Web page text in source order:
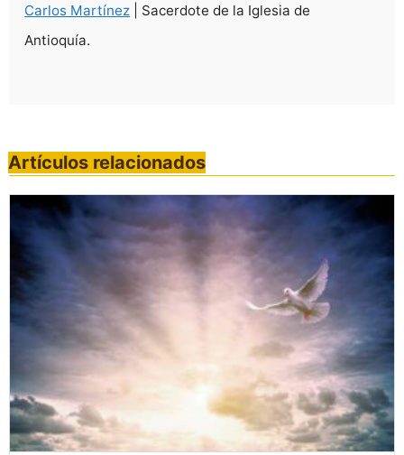
Carlos Martínez | Sacerdote de la Iglesia de
Antioquía.
Artículos relacionados